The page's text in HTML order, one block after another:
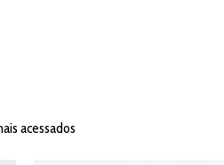
acessados